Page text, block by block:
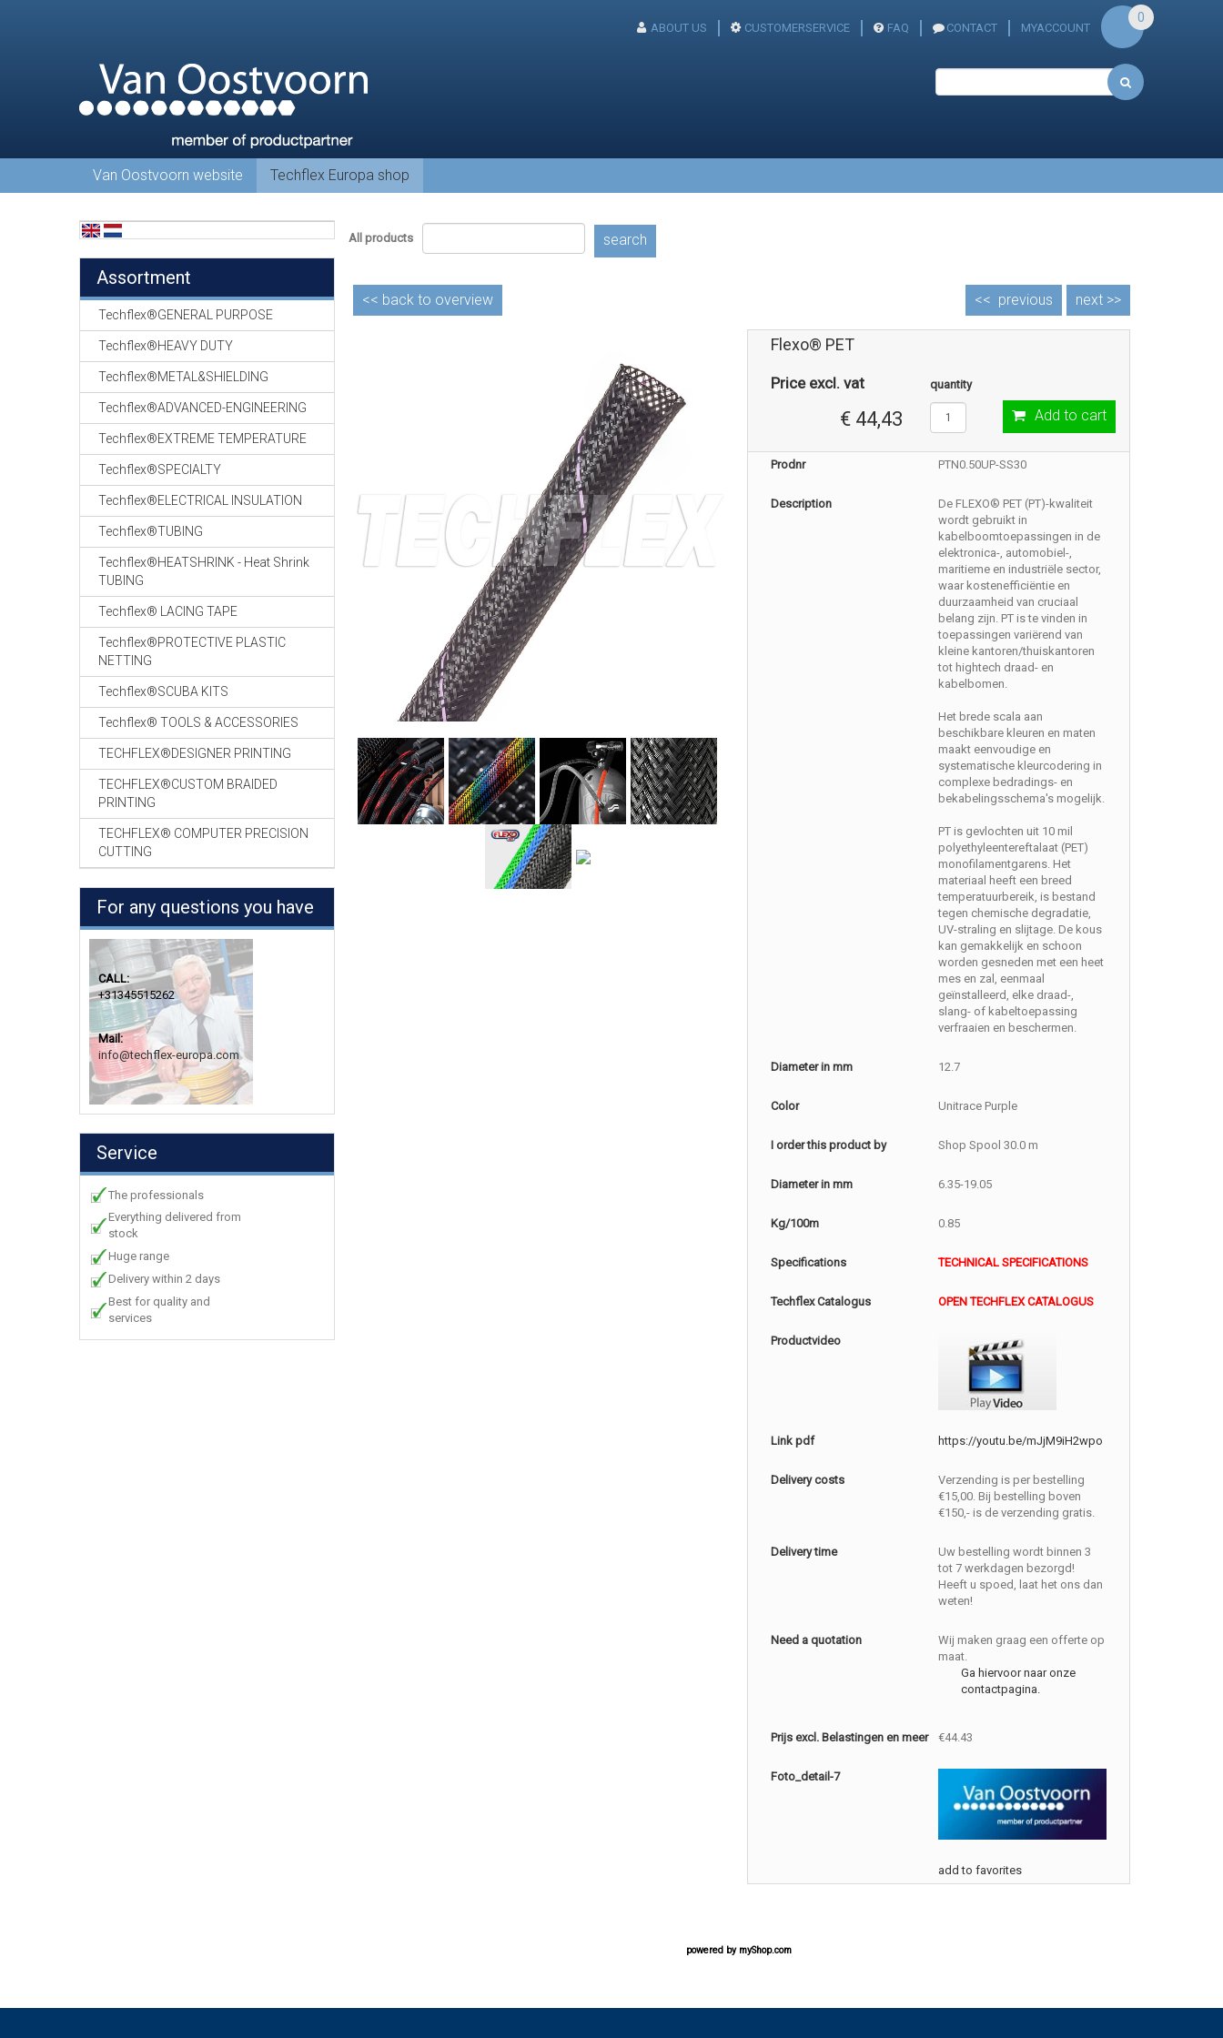
ABOUT US CUSTOMERSERVICE FAQ CONTACT MYACCOUNT
0
Van Oostvoorn website Techflex Europa shop
Assortment
Techflex®GENERAL PURPOSE
Techflex®HEAVY DUTY
Techflex®METAL&SHIELDING
Techflex®ADVANCED-ENGINEERING
Techflex®EXTREME TEMPERATURE
Techflex®SPECIALTY
Techflex®ELECTRICAL INSULATION
Techflex®TUBING
Techflex®HEATSHRINK - Heat Shrink
TUBING
Techflex® LACING TAPE
Techflex®PROTECTIVE PLASTIC
NETTING
Techflex®SCUBA KITS
Techflex® TOOLS & ACCESSORIES
TECHFLEX®DESIGNER PRINTING
TECHFLEX®CUSTOM BRAIDED
PRINTING
TECHFLEX® COMPUTER PRECISION
CUTTING
For any questions you have
CALL:
+31345515262
Mail:
info@techflex-europa.com
Service
The professionals
Everything delivered from
stock
Huge range
Delivery within 2 days
Best for quality and
services
All products search
<< back to overview next >>
<< previous
Flexo® PET
Price excl. vat
€ 44,43
quantity
Add to cart
Prodnr PTN0.50UP-SS30
Description
De FLEXO® PET (PT)-kwaliteit
wordt gebruikt in
kabelboomtoepassingen in de
elektronica-, automobiel-,
maritieme en industriële sector,
waar kostenefficiëntie en
duurzaamheid van cruciaal
belang zijn. PT is te vinden in
toepassingen variërend van
kleine kantoren/thuiskantoren
tot hightech draad- en
kabelbomen.
Het brede scala aan
beschikbare kleuren en maten
maakt eenvoudige en
systematische kleurcodering in
complexe bedradings- en
bekabelingsschema's mogelijk.
PT is gevlochten uit 10 mil
polyethyleentereftalaat (PET)
monofilamentgarens. Het
materiaal heeft een breed
temperatuurbereik, is bestand
tegen chemische degradatie,
UV-straling en slijtage. De kous
kan gemakkelijk en schoon
worden gesneden met een heet
mes en zal, eenmaal
geïnstalleerd, elke draad-,
slang- of kabeltoepassing
verfraaien en beschermen.
Diameter in mm 12.7
Color Unitrace Purple
I order this product by Shop Spool 30.0 m
Diameter in mm 6.35-19.05
Kg/100m 0.85
Specifications TECHNICAL SPECIFICATIONS
Techflex Catalogus OPEN TECHFLEX CATALOGUS
Productvideo
Link pdf https://youtu.be/mJjM9iH2wpo
Delivery costs
Verzending is per bestelling
€15,00. Bij bestelling boven
€150,- is de verzending gratis.
Delivery time
Uw bestelling wordt binnen 3
tot 7 werkdagen bezorgd!
Heeft u spoed, laat het ons dan
weten!
Need a quotation
Wij maken graag een offerte op
maat.
Ga hiervoor naar onze
contactpagina.
Prijs excl. Belastingen en meer €44.43
Foto_detail-7
add to favorites
powered by myShop.com